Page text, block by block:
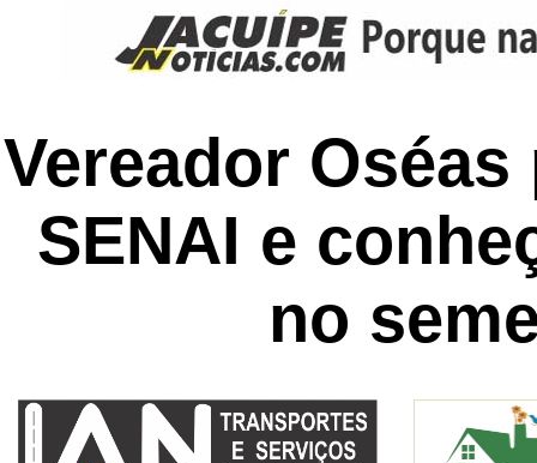
Vereador
SENAI e
no